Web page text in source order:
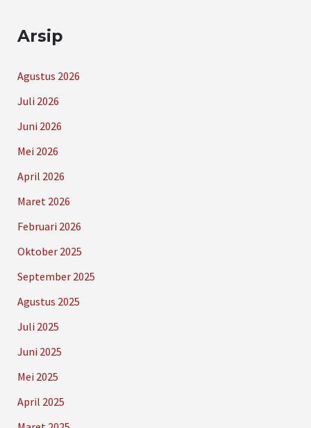
Arsip
Agustus 2026
Juli 2026
Juni 2026
Mei 2026
April 2026
Maret 2026
Februari 2026
Oktober 2025
September 2025
Agustus 2025
Juli 2025
Juni 2025
Mei 2025
April 2025